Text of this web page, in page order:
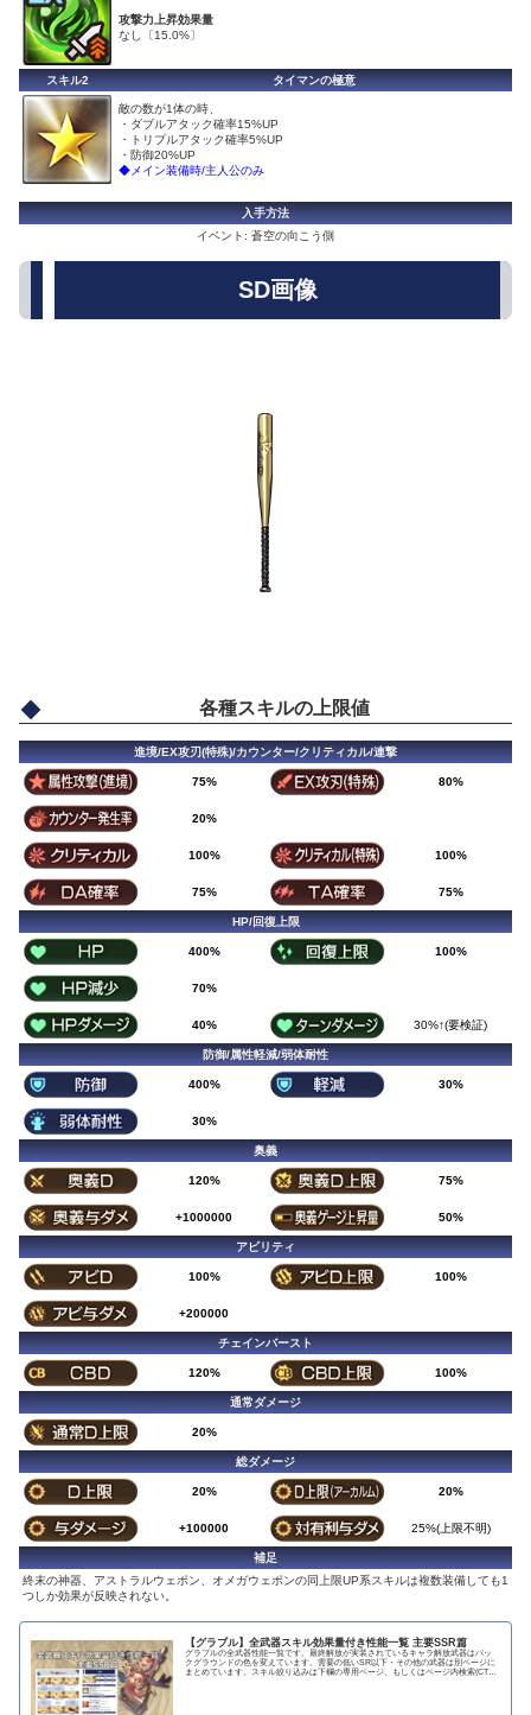
攻撃力上昇効果量
なし〔15.0%〕
スキル2 タイマンの極意
敵の数が1体の時、
・ダブルアタック確率15%UP
・トリプルアタック確率5%UP
・防御20%UP
◆メイン装備時/主人公のみ
入手方法
イベント: 蒼空の向こう側
SD画像
各種スキルの上限値
進境/EX攻刃(特殊)/カウンター/クリティカル/連撃
75% 80%
20%
100% 100%
75% 75%
HP/回復上限
400% 100%
70%
40% 30%↑(要検証)
防御/属性軽減/弱体耐性
400% 30%
30%
奥義
120% 75%
+1000000 50%
アビリティ
100% 100%
+200000
チェインバースト
120% 100%
通常ダメージ
20%
総ダメージ
20% 20%
+100000 25%(上限不明)
補足
終末の神器、アストラルウェポン、オメガウェポンの同上限UP系スキルは複数装備しても1
つしか効果が反映されない。
【グラブル】全武器スキル効果量付き性能一覧 主要SSR篇
グラブルの全武器性能一覧です。最終解放が実装されているキャラ解放武器はバッ
クグラウンドの色を変えています。需要の低いSR以下・その他の武器は別ページに
まとめています。スキル絞り込みは下欄の専用ページ、もしくはページ内検索(CTRL